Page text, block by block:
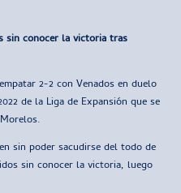
conocer la victoria tras
2-2 con Venados en duelo
de la Liga de Expansión que se
sin poder sacudirse del todo de
sin conocer la victoria, luego